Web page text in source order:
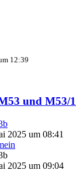
12:39
und M53/1
2025 um 08:41
2025 um 09:04